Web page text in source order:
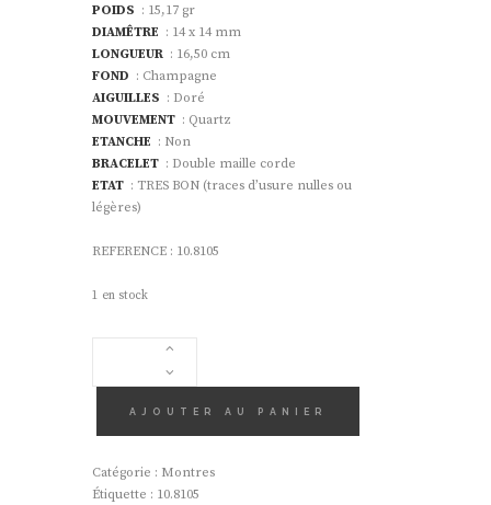
POIDS : 15,17 gr
DIAMÊTRE : 14 x 14 mm
LONGUEUR : 16,50 cm
FOND : Champagne
AIGUILLES : Doré
MOUVEMENT : Quartz
ETANCHE : Non
BRACELET : Double maille corde
ETAT : TRES BON (traces d’usure nulles ou
légères)
REFERENCE : 10.8105
1 en stock
QUANTITÉ
MONTRE
CHOPARD
FEMME
AJOUTER AU PANIER
Catégorie : Montres
Étiquette : 10.8105